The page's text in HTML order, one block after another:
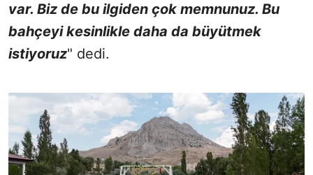
var. Biz de bu ilgiden çok memnunuz. Bu
bahçeyi kesinlikle daha da büyütmek
istiyoruz" dedi.